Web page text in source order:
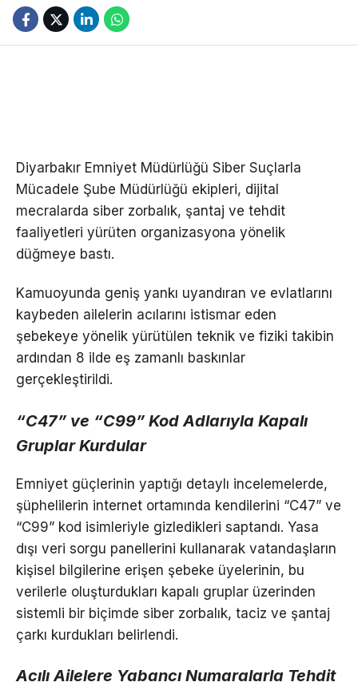
Diyarbakır Emniyet Müdürlüğü Siber Suçlarla
Mücadele Şube Müdürlüğü ekipleri, dijital
mecralarda siber zorbalık, şantaj ve tehdit
faaliyetleri yürüten organizasyona yönelik
düğmeye bastı.
Kamuoyunda geniş yankı uyandıran ve evlatlarını
kaybeden ailelerin acılarını istismar eden
şebekeye yönelik yürütülen teknik ve fiziki takibin
ardından 8 ilde eş zamanlı baskınlar
gerçekleştirildi.
“C47” ve “C99” Kod Adlarıyla Kapalı
Gruplar Kurdular
Emniyet güçlerinin yaptığı detaylı incelemelerde,
şüphelilerin internet ortamında kendilerini “C47” ve
“C99” kod isimleriyle gizledikleri saptandı. Yasa
dışı veri sorgu panellerini kullanarak vatandaşların
kişisel bilgilerine erişen şebeke üyelerinin, bu
verilerle oluşturdukları kapalı gruplar üzerinden
sistemli bir biçimde siber zorbalık, taciz ve şantaj
çarkı kurdukları belirlendi.
Acılı Ailelere Yabancı Numaralarla Tehdit